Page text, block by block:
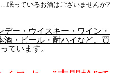
眠っているお酒はございませんか?
ー・ウイスキー・ワイン・
酒・ビール・酎ハイなど、買
ています。